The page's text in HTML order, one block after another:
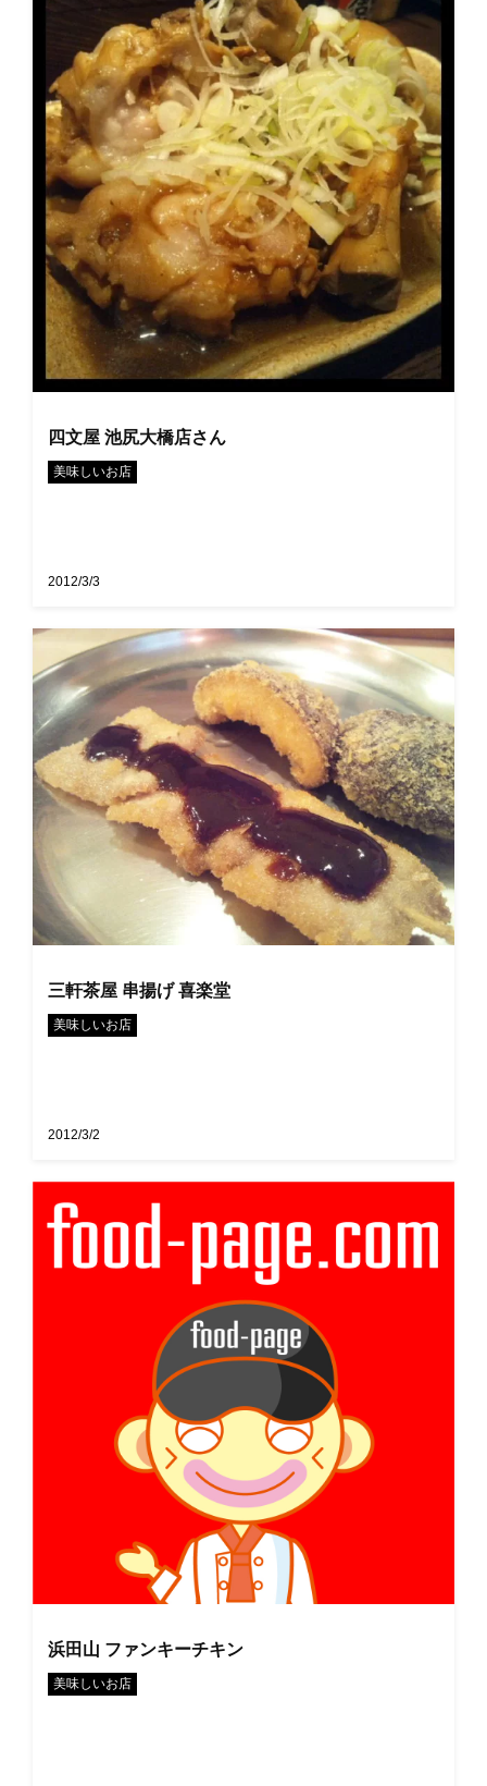
四文屋 池尻大橋店さん
美味しいお店
2012/3/3
三軒茶屋 串揚げ 喜楽堂
美味しいお店
2012/3/2
浜田山 ファンキーチキン
美味しいお店